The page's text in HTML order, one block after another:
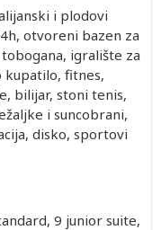
i plodovi
otvoreni bazen za
igralište za
kupatilo, fitnes,
bilijar, stoni tenis,
i suncobrani,
disko, sportovi
9 junior suite,